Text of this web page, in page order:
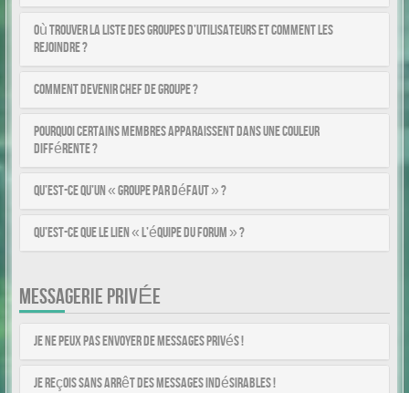
Où trouver la liste des groupes d’utilisateurs et comment les
rejoindre ?
Comment devenir chef de groupe ?
Pourquoi certains membres apparaissent dans une couleur
différente ?
Qu’est-ce qu’un « Groupe par défaut » ?
Qu’est-ce que le lien « L’équipe du forum » ?
MESSAGERIE PRIVÉE
Je ne peux pas envoyer de messages privés !
Je reçois sans arrêt des messages indésirables !